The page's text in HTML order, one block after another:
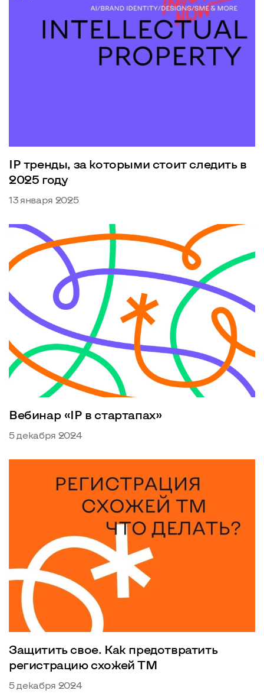
IP тренды, за которыми стоит следить в
2025 году
13 января 2025
Вебинар «IP в стартапах»
5 декабря 2024
Защитить свое. Как предотвратить
регистрацию схожей ТМ
5 декабря 2024